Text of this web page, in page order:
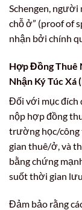
Schengen, người
chỗ ở” (proof of
nhận bởi chính
Hợp Đồng Thuê
Nhận Ký Túc
Đối với mục đích
nộp hợp đồng
trường học/công
gian thuê/ở, và
bằng chứng
suốt thời gian
Đảm bảo rằng